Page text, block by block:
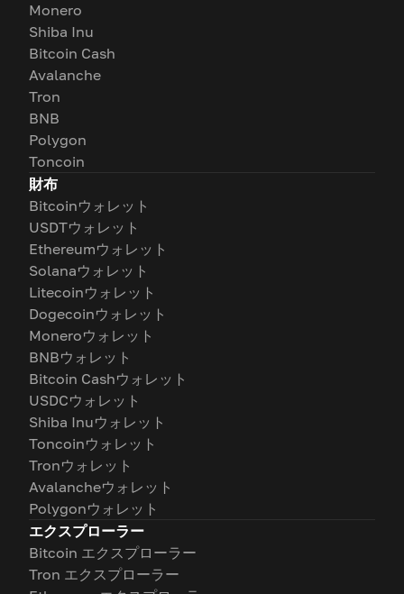
Monero
Shiba Inu
Bitcoin Cash
Avalanche
Tron
BNB
Polygon
Toncoin
財布
Bitcoinウォレット
USDTウォレット
Ethereumウォレット
Solanaウォレット
Litecoinウォレット
Dogecoinウォレット
Moneroウォレット
BNBウォレット
Bitcoin Cashウォレット
USDCウォレット
Shiba Inuウォレット
Toncoinウォレット
Tronウォレット
Avalancheウォレット
Polygonウォレット
エクスプローラー
Bitcoin エクスプローラー
Tron エクスプローラー